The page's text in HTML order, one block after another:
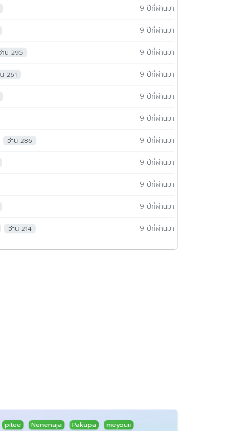
9 ปีที่ผ่านมา
9 ปีที่ผ่านมา
าน 295 9 ปีที่ผ่านมา
261 9 ปีที่ผ่านมา
9 ปีที่ผ่านมา
9 ปีที่ผ่านมา
อ่าน 286 9 ปีที่ผ่านมา
9 ปีที่ผ่านมา
9 ปีที่ผ่านมา
9 ปีที่ผ่านมา
อ่าน 214 9 ปีที่ผ่านมา
pitee Nenenaja Pakupa meyouii